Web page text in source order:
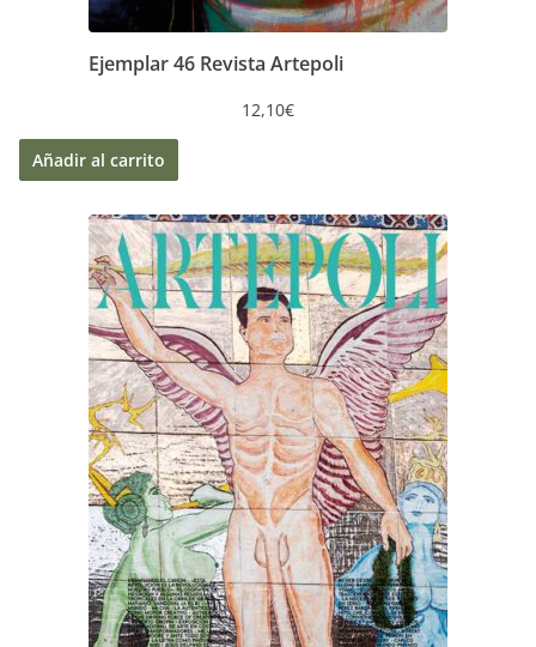
Ejemplar 46 Revista Artepoli
12,10€
Añadir al carrito